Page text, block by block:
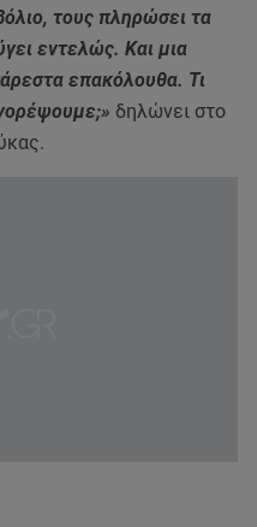
τους πληρώσει τα
εντελώς. Και μια
επακόλουθα. Τι
δηλώνει στο